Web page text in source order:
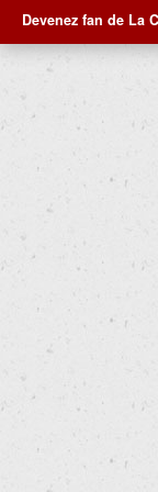
Devenez fan de La